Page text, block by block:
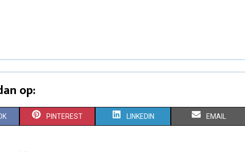
op:
S
PINTEREST S
LINKEDIN S
EMAIL